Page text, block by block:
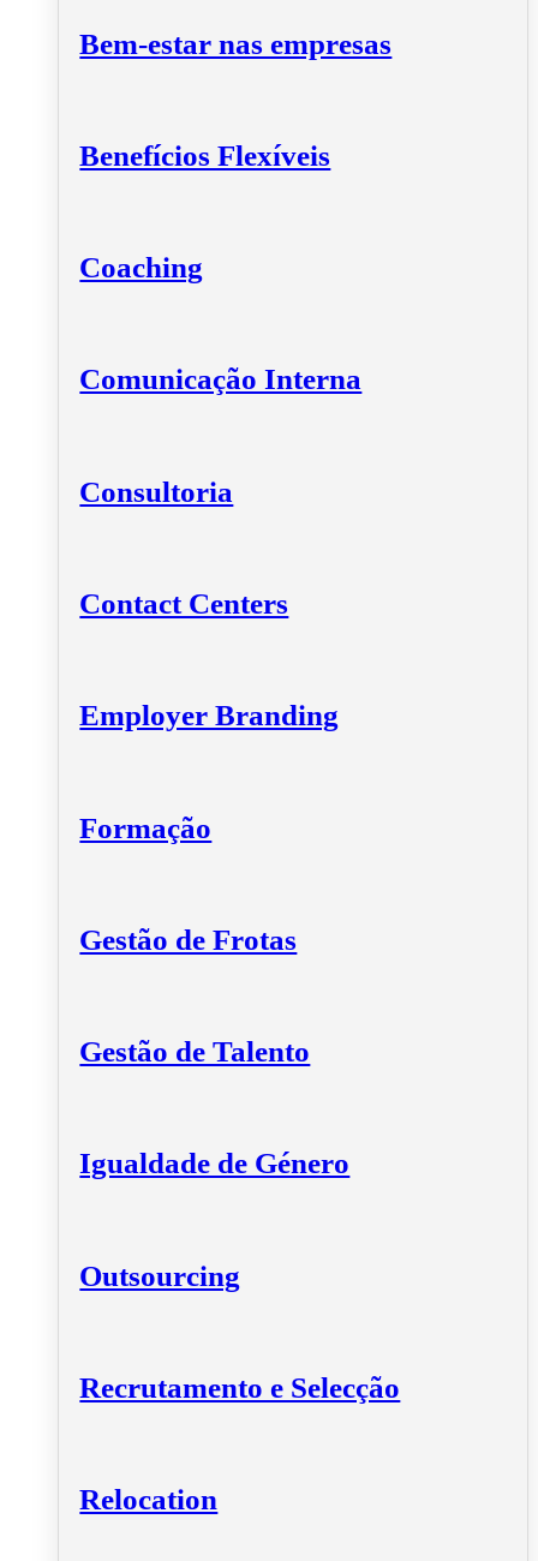
Bem-estar nas empresas
Benefícios Flexíveis
Coaching
Comunicação Interna
Consultoria
Contact Centers
Employer Branding
Formação
Gestão de Frotas
Gestão de Talento
Igualdade de Género
Outsourcing
Recrutamento e Selecção
Relocation